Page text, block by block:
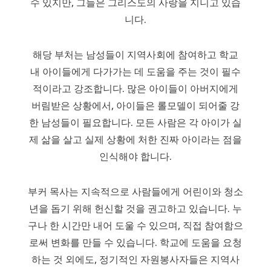
니다.
해당 부처는 남성들이 지역사회에 참여하고 학교
내 아이들에게 다가가는 데 도움을 주는 것이 필수
적이라고 강조합니다. 많은 아이들이 아버지에게
버림받은 상황에서, 아이들은 롤모델이 되어줄 강
한 남성들이 필요합니다. 모든 사람은 각 아이가 실
제 삶을 살고 실제 상황에 처한 진짜 아이라는 점을
인식해야 합니다.
부커 목사는 지속적으로 사람들에게 어린이와 청소
년을 돕기 위해 헌신할 것을 권고하고 있습니다. 누
구나 한 시간만 내어 도울 수 있으며, 직접 참여함으
로써 변화를 만들 수 있습니다. 학교에 도움을 요청
하는 것 외에도, 정기적인 자원봉사자들은 지역사